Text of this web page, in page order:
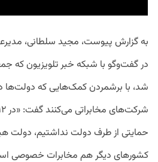
به گزارش پیوست، مجید سلطانی،
شد، با برشمردن کمک‌هایی که دولت‌ها
حمایتی از طرف دولت نداشتیم، دولت
کشور‌های دیگر هم مخابرات خصوصی